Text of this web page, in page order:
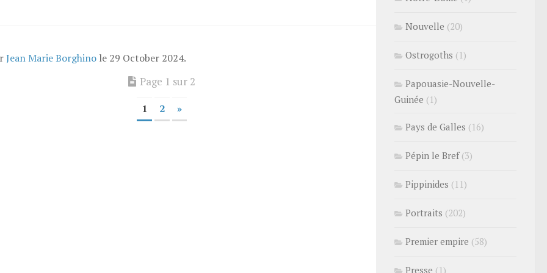
Jean Marie Borghino le 29 October 2024.
Page 1 sur 2
1 2 »
Nouvelle (20)
Ostrogoths (1)
Papouasie-Nouvelle-
Guinée (1)
Pays de Galles (16)
Pépin le Bref(3)
Pippinides (11)
Portraits (202)
Premier empire (58)
Presse (1)